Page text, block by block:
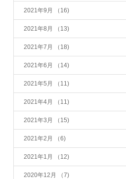
2021年9月 （16)
2021年8月 （13)
2021年7月 （18)
2021年6月 （14)
2021年5月 （11)
2021年4月 （11)
2021年3月 （15)
2021年2月 （6)
2021年1月 （12)
2020年12月 （7)